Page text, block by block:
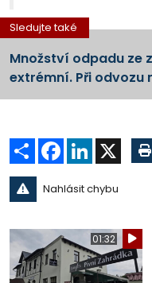
Sledujte také
Množství odpadu ze
extrémní. Při
Sdílet Facebook
LinkedIn
Nahlásit chybu
01:32